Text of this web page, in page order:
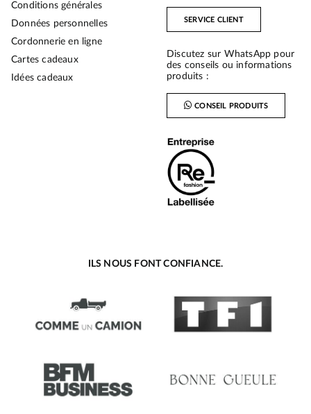
Conditions générales
Données personnelles
Cordonnerie en ligne
Cartes cadeaux
Idées cadeaux
SERVICE CLIENT
Discutez sur WhatsApp pour
des conseils ou informations
produits :
CONSEIL PRODUITS
ILS NOUS FONT CONFIANCE.